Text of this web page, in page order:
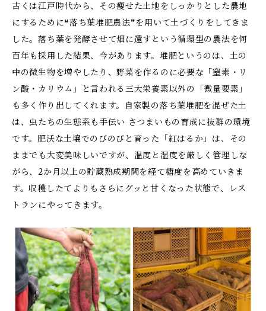
古くは江戸時代から、その痩せた土地をしっかりとした農地
にするために❝落ち葉堆肥農法❞を用いて土づくりをしてきま
した。落ち葉を発酵させて畑に還すという循環型の農法を何
百年も採用した結果、今があります。堆肥というのは、土の
中の微生物を増やしたり、野菜を作るのに必要な「窒素・リ
ン酸・カリウム」と言われる三大栄養素以外の「微量要素」
も多く作り出してくれます。自家製の落ち葉堆肥を混ぜた土
は、虫たちの生態系も手伝い さつまいもの育成に抜群の環境
です。肥沃な土壌でのびのびと育った「紅はるか」は、その
ままでも大変美味しいですが、温度と湿度を厳しく管理しな
がら、2か月以上の貯蔵熟成期間を経て糖度を高めていきま
す。収穫したてよりもさらにグッと甘くなった状態で、レス
トランにやってきます。